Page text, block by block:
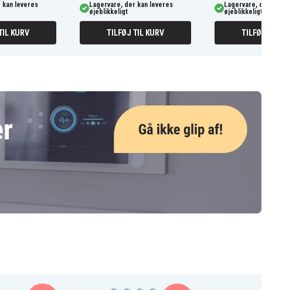
kan leveres
KURV
Lagervare, der kan leveres
øjeblikkeligt
TILFØJ TIL KURV
Lagervare, der kan
øjeblikkeligt
TILFØJ TIL